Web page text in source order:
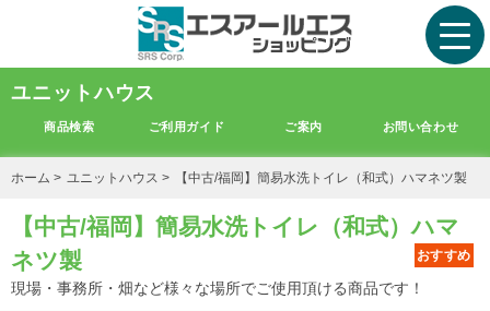
ユニットハウス
商品検索 ご利用ガイド ご案内 お問い合わせ
ホーム > ユニットハウス > 【中古/福岡】簡易水洗トイレ（和式）ハマネツ製
【中古/福岡】簡易水洗トイレ（和式）ハマ
ネツ製
おすすめ
現場・事務所・畑など様々な場所でご使用頂ける商品です！